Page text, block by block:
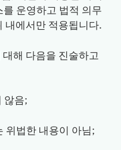
운영하고 법적 의무
내에서만 적용됩니다.
해 다음을 진술하고
않음;
위법한 내용이 아님;